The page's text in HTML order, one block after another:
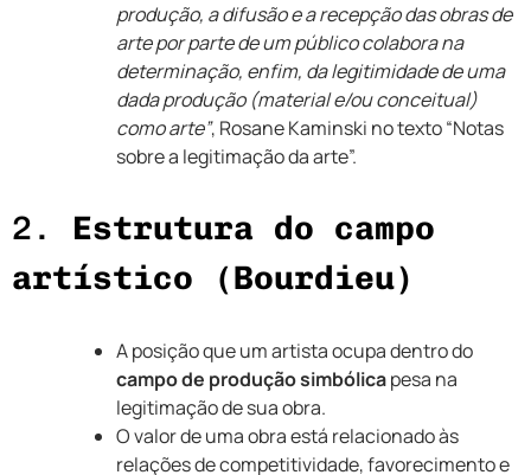
produção, a difusão e a recepção das obras de
arte por parte de um público colabora na
determinação, enfim, da legitimidade de uma
dada produção (material e/ou conceitual)
como arte”, Rosane Kaminski no texto “Notas
sobre a legitimação da arte”.
2. Estrutura do campo
artístico (Bourdieu)
A posição que um artista ocupa dentro do
campo de produção simbólicapesa na
legitimação de sua obra.
O valor de uma obra está relacionado às
relações de competitividade, favorecimento e